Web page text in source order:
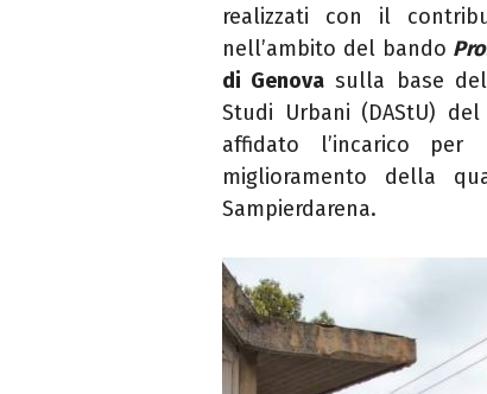
realizzati con il
nell’ambito del bando
di Genova sulla base
Studi Urbani (DAStU) del
affidato l’incarico
miglioramento della
Sampierdarena.